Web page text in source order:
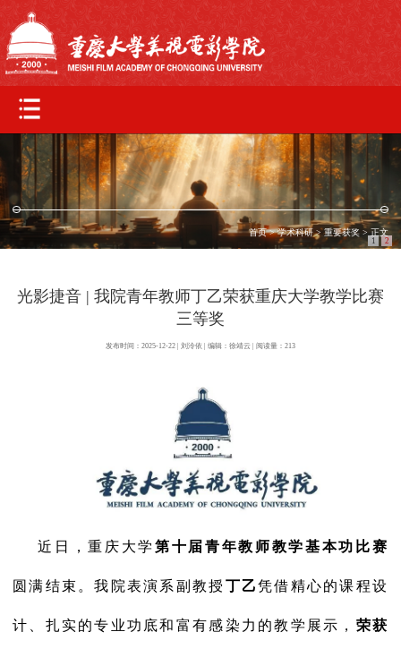
1 2
首页>学术科研>重要获奖> 正文
光影捷音 | 我院青年教师丁乙荣获重庆大学教学比赛
三等奖
发布时间：2025-12-22 | 刘泠依 | 编辑：徐靖云 | 阅读量： 213
近日，重庆大学 第十届青年教师教学基本功比赛
圆满结束。我院表演系副教授 丁乙凭借精心的课程设
计、扎实的专业功底和富有感染力的教学展示， 荣获